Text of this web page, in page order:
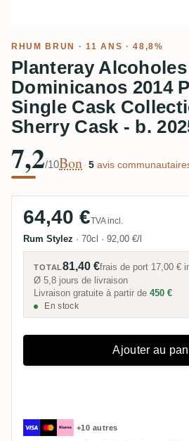
RHUM BRUN · 11 ANS · 48,8%
Planteray
Dominicanos 2014
Single Cask
Sherry Cask - b.
7,2/10Bon · 5 avis
64,40 €TVA incl.
Rum Stylez · 70cl · 92,00 €/l
TOTAL81,40 €frais de port 17,00 €
Ø 5,8 jours de livraison
Livraison gratuite à partir de 450 €
En stock
Ajouter au
+10 autres